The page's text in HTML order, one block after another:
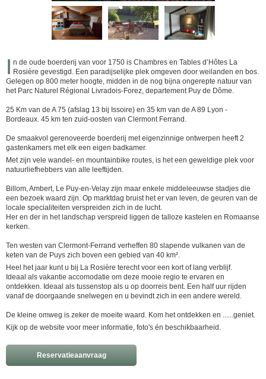
I n de oude boerderij van voor 1750 is Chambres en Tables d’Hôtes La
Rosière gevestigd. Een paradijselijke plek omgeven door weilanden en bos.
Gelegen op 800 meter hoogte, midden in de nog bijna ongerepte natuur van
het Parc Naturel Régional Livradois-Forez, departement Puy de Dôme.
25 Km van de A 75 (afslag 13 bij Issoire) en 35 km van de A 89 Lyon -
Bordeaux. 45 km ten zuid-oosten van Clermont Ferrand.
De smaakvol gerenoveerde boerderij met eigenzinnige ontwerpen heeft 2
gastenkamers met elk een eigen badkamer.
Met zijn vele wandel- en mountainbike routes, is het een geweldige plek voor
natuurliefhebbers van alle leeftijden.
Billom, Ambert, Le Puy-en-Velay zijn maar enkele middeleeuwse stadjes die
een bezoek waard zijn. Op marktdag bruist het er van leven, de geuren van de
locale specialiteiten verspreiden zich in de lucht.
Her en der in het landschap verspreid liggen de talloze kastelen en Romaanse
kerken.
Ten westen van Clermont-Ferrand verheffen 80 slapende vulkanen van de
keten van de Puys zich boven een gebied van 40 km².
Heel het jaar kunt u bij La Rosière terecht voor een kort of lang verblijf.
Ideaal als vakantie accomodatie om deze mooie regio te ervaren en
ontdekken. Ideaal als tussenstop als u op doorreis bent. Een half uur rijden
vanaf de doorgaande snelwegen en u bevindt zich in een andere wereld.
De kleine omweg is zeker de moeite waard. Kom het ontdekken en ......geniet.
Kijk op de website voor meer informatie, foto's én beschikbaarheid.
Reservatieaanvraag